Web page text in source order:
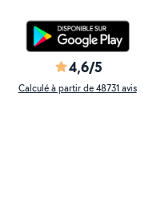
4,6/5
Calculé à partir de 48731 avis